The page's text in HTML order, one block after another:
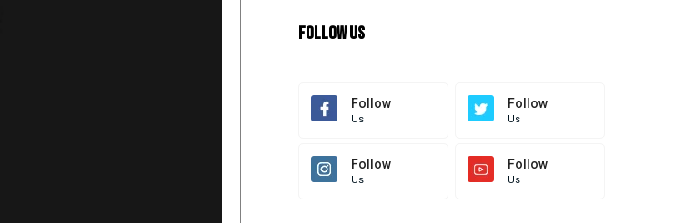
Previous
Follow Us
Follow
Us
Follow
Us
Follow
Us
Follow
Us